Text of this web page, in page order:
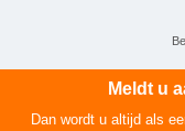
Meldt u
Dan wordt u altijd als